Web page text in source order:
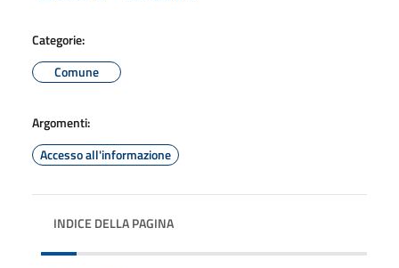
Categorie:
Comune
Argomenti:
Accesso all'informazione
INDICE DELLA PAGINA